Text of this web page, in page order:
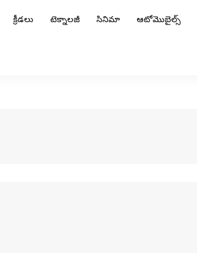
క్రీడలు టెక్నాలజీ సినిమా ఆటోమొబైల్స్